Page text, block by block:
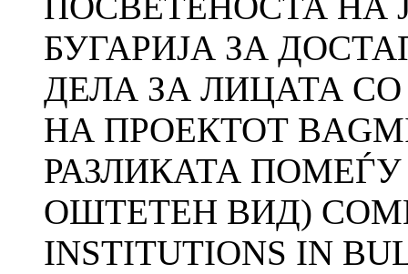
БУГАРИЈА ЗА
ДЕЛА ЗА ЛИЦАТА
НА ПРОЕКТОТ
РАЗЛИКАТА
ОШТЕТЕН ВИД)
INSTITUTIONS IN